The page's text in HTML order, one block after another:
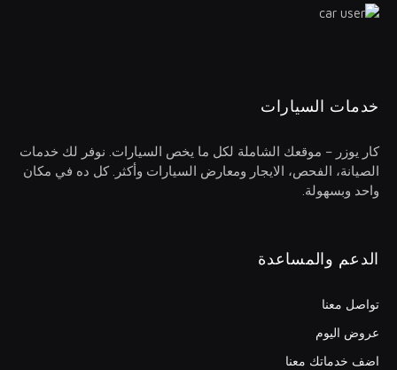
خدمات السيارات
كار يوزر – موقعك الشاملة لكل ما يخص السيارات. نوفر لك خدمات
الصيانة، الفحص، الايجار ومعارض السيارات وأكثر. كل ده في مكان
واحد وبسهولة.
الدعم والمساعدة
تواصل معنا
عروض اليوم
اضف خدماتك معنا